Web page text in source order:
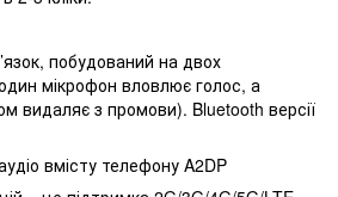
побудований на двох
мікрофон вловлює голос, а
видаляє з промови). Bluetooth версії
вмісту телефону A2DP